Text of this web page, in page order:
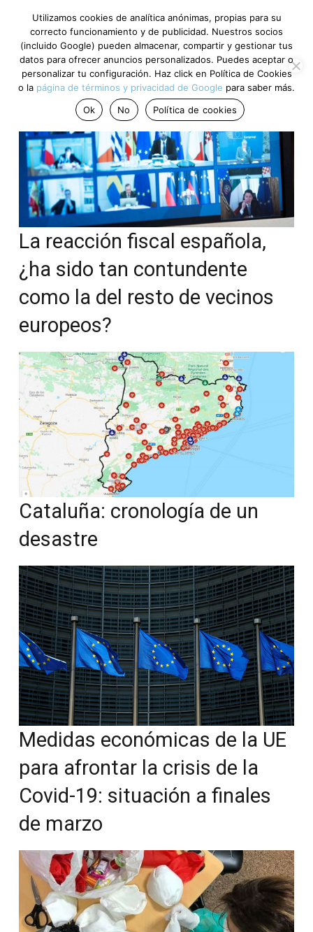
La reacción fiscal española,
¿ha sido tan contundente
como la del resto de vecinos
europeos?
Cataluña: cronología de un
desastre
Medidas económicas de la UE
para afrontar la crisis de la
Covid-19: situación a finales
de marzo
Utilizamos cookies de analítica anónimas, propias para su
correcto funcionamiento y de publicidad. Nuestros socios
(incluido Google) pueden almacenar, compartir y gestionar tus
datos para ofrecer anuncios personalizados. Puedes aceptar o
personalizar tu configuración. Haz click en Política de Cookies
o la página de términos y privacidad de Google para saber más.
Ok
No Política de cookies